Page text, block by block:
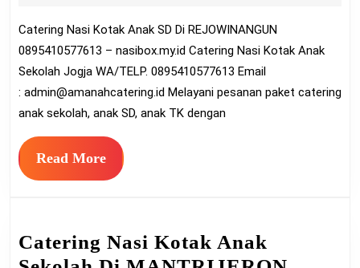
SD
Di
REJOWINANGUN
0895410577613
Catering Nasi Kotak Anak SD Di REJOWINANGUN
0895410577613 – nasibox.my.id Catering Nasi Kotak Anak
Sekolah Jogja WA/TELP. 0895410577613 Email
: admin@amanahcatering.id Melayani pesanan paket catering
anak sekolah, anak SD, anak TK dengan
Read MoreRead
More
Catering Nasi Kotak Anak